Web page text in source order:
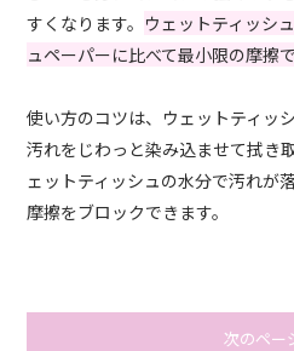
すくなります。 ウェットティッシ
ュペーパーに比べて最小限の摩擦
使い方のコツは、ウェットティッ
汚れをじわっと染み込ませて拭き
ェットティッシュの水分で汚れが
摩擦をブロックできます。
次のペー